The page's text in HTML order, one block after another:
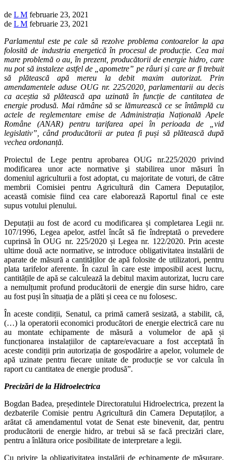
de L M februarie 23, 2021
de L M februarie 23, 2021
Parlamentul este pe cale să rezolve problema contoarelor la apa
folosită de industria energetică în procesul de producție. Cea mai
mare problemă o au, în prezent, producătorii de energie hidro, care
nu pot să instaleze astfel de „apometre” pe râuri și care ar fi trebuit
să plătească apă mereu la debit maxim autorizat. Prin
amendamentele aduse OUG nr. 225/2020, parlamentarii au decis
ca aceștia să plătească apa uzinată în funcție de cantitatea de
energie produsă. Mai rămâne să se lămurească ce se întâmplă cu
actele de reglementare emise de Administrația Națională Apele
Române (ANAR) pentru tarifarea apei în perioada de „vid
legislativ”, când producătorii ar putea fi puși să plătească după
vechea ordonanță.
Proiectul de Lege pentru aprobarea OUG nr.225/2020 privind
modificarea unor acte normative şi stabilirea unor măsuri în
domeniul agriculturii a fost adoptat, cu majoritate de voturi, de către
membrii Comisiei pentru Agricultură din Camera Deputaților,
această comisie fiind cea care elaborează Raportul final ce este
supus votului plenului.
Deputații au fost de acord cu modificarea și completarea Legii nr.
107/1996, Legea apelor, astfel încât să fie îndreptată o prevedere
cuprinsă în OUG nr. 225/2020 și Legea nr. 122/2020. Prin aceste
ultime două acte normative, se introduce obligativitatea instalării de
aparate de măsură a cantităților de apă folosite de utilizatori, pentru
plata tarifelor aferente. În cazul în care este imposibil acest lucru,
cantitățile de apă se calculează la debitul maxim autorizat, lucru care
a nemulțumit profund producătorii de energie din surse hidro, care
au fost puși în situația de a plăti și ceea ce nu folosesc.
În aceste condiții, Senatul, ca primă cameră sesizată, a stabilit, că,
(…) la operatorii economici producători de energie electrică care nu
au montate echipamente de măsură a volumelor de apă și
funcționarea instalațiilor de captare/evacuare a fost acceptată în
aceste condiții prin autorizația de gospodărire a apelor, volumele de
apă uzinate pentru fiecare unitate de producție se vor calcula în
raport cu cantitatea de energie produsă”.
Precizări de la Hidroelectrica
Bogdan Badea, președintele Directoratului Hidroelectrica, prezent la
dezbaterile Comisie pentru Agricultură din Camera Deputaților, a
arătat că amendamentul votat de Senat este binevenit, dar, pentru
producătorii de energie hidro, ar trebui să se facă precizări clare,
pentru a înlătura orice posibilitate de interpretare a legii.
Cu privire la obligativitatea instalării de echipamente de măsurare,